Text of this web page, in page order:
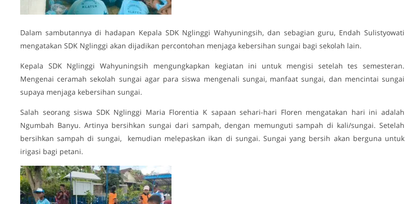
Dalam sambutannya di hadapan Kepala SDK Nglinggi Wahyuningsih, dan sebagian guru, Endah Sulistyowati
mengatakan SDK Nglinggi akan dijadikan percontohan menjaga kebersihan sungai bagi sekolah lain.
Kepala SDK Nglinggi Wahyuningsih mengungkapkan kegiatan ini untuk mengisi setelah tes semesteran.
Mengenai ceramah sekolah sungai agar para siswa mengenali sungai, manfaat sungai, dan mencintai sungai
supaya menjaga kebersihan sungai.
Salah seorang siswa SDK Nglinggi Maria Florentia K sapaan sehari-hari Floren mengatakan hari ini adalah
Ngumbah Banyu. Artinya bersihkan sungai dari sampah, dengan memunguti sampah di kali/sungai. Setelah
bersihkan sampah di sungai, kemudian melepaskan ikan di sungai. Sungai yang bersih akan berguna untuk
irigasi bagi petani.